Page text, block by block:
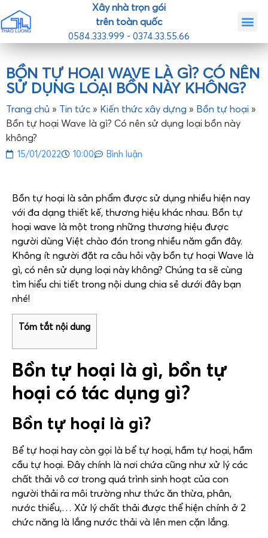
Xây nhà trọn gói
trên toàn quốc
0584.333.999 - 0374.33.55.66
BỒN TỰ HOẠI WAVE LÀ GÌ? CÓ NÊN
SỬ DỤNG LOẠI BỒN NÀY KHÔNG?
Trang chủ » Tin tức » Kiến thức xây dựng » Bồn tự hoại »
Bồn tự hoại Wave là gì? Có nên sử dụng loại bồn này
không?
15/01/2022 10:00 Bình luận
Bồn tự hoại là sản phẩm được sử dụng nhiều hiện nay
với đa dạng thiết kế, thương hiệu khác nhau. Bồn tự
hoại wave là một trong những thương hiệu được
người dùng Việt chào đón trong nhiều năm gần đây.
Không ít người đặt ra câu hỏi vậy bồn tự hoại Wave là
gì, có nên sử dụng loại này không? Chúng ta sẽ cùng
tìm hiểu chi tiết trong nội dung chia sẻ dưới đây bạn
nhé!
Tóm tắt nội dung
Bồn tự hoại là gì, bồn tự
hoại có tác dụng gì?
Bồn tự hoại là gì?
Bể tự hoại hay còn gọi là bể tự hoại, hầm tự hoại, hầm
cầu tự hoại. Đây chính là nơi chứa cũng như xử lý các
chất thải vô cơ trong quá trình sinh hoạt của con
người thải ra môi trường như thức ăn thừa, phân,
nước thiểu,… Xử lý chất thải được thể hiện chính ở 2
chức năng là lắng nước thải và lên men cặn lắng.